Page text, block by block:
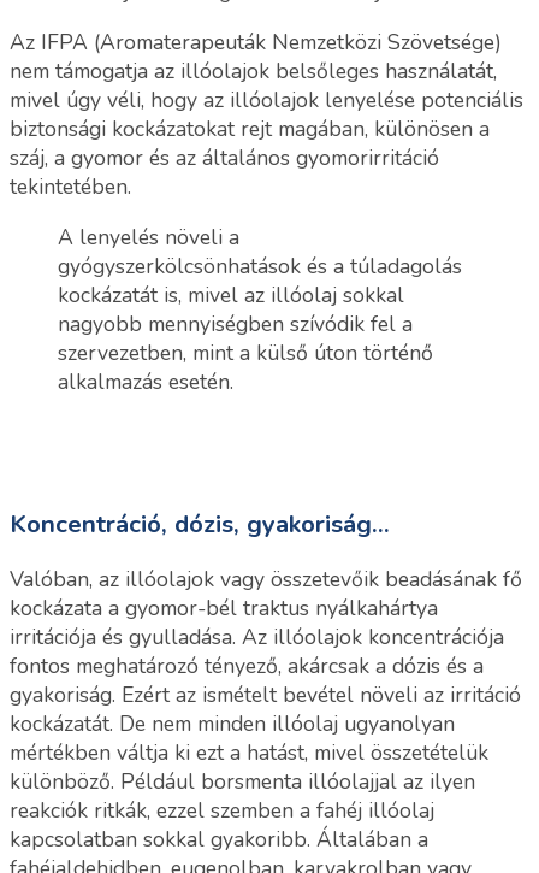
Az IFPA (Aromaterapeuták Nemzetközi Szövetsége)
nem támogatja az illóolajok belsőleges használatát,
mivel úgy véli, hogy az illóolajok lenyelése potenciális
biztonsági kockázatokat rejt magában, különösen a
száj, a gyomor és az általános gyomorirritáció
tekintetében.
A lenyelés növeli a
gyógyszerkölcsönhatások és a túladagolás
kockázatát is, mivel az illóolaj sokkal
nagyobb mennyiségben szívódik fel a
szervezetben, mint a külső úton történő
alkalmazás esetén.
Koncentráció, dózis, gyakoriság...
Valóban, az illóolajok vagy összetevőik beadásának fő
kockázata a gyomor-bél traktus nyálkahártya
irritációja és gyulladása. Az illóolajok koncentrációja
fontos meghatározó tényező, akárcsak a dózis és a
gyakoriság. Ezért az ismételt bevétel növeli az irritáció
kockázatát. De nem minden illóolaj ugyanolyan
mértékben váltja ki ezt a hatást, mivel összetételük
különböző. Például borsmenta illóolajjal az ilyen
reakciók ritkák, ezzel szemben a fahéj illóolaj
kapcsolatban sokkal gyakoribb. Általában a